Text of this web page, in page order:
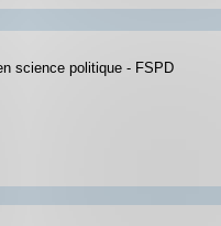
science politique - FSPD